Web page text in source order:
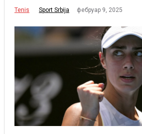
Tenis Sport Srbija фебруар 9, 2025